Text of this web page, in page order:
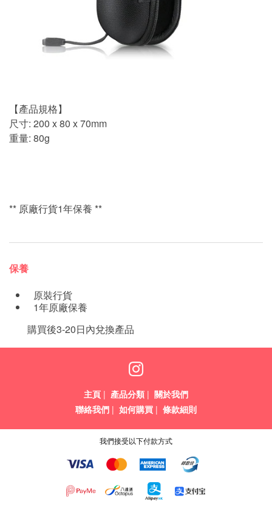
【產品規格】
尺寸: 200 x 80 x 70mm
重量: 80g
** 原廠行貨1年保養 **
保養
原裝行貨
1年原廠保養
購買後3-20日內兌換產品
主頁 | 產品分類 | 關於我們
聯絡我們 | 如何購買 | 條款細則
我們接受以下付款方式